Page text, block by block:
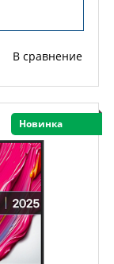
В сравнение
Новинка